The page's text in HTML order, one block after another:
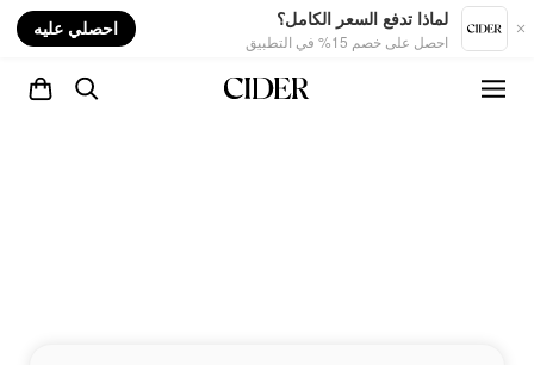
لماذا تدفع السعر الكامل؟
احصل على خصم 15% في التطبيق
احصلي عليه